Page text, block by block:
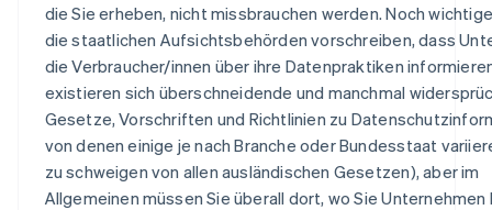
die Sie erheben, nicht missbrauchen werden. Noch
die staatlichen Aufsichtsbehörden vorschreiben, dass
die Verbraucher/innen über ihre Datenpraktiken
existieren sich überschneidende und manchmal
Gesetze, Vorschriften und Richtlinien zu
von denen einige je nach Branche oder Bundesstaat
zu schweigen von allen ausländischen Gesetzen), aber im
Allgemeinen müssen Sie überall dort, wo Sie